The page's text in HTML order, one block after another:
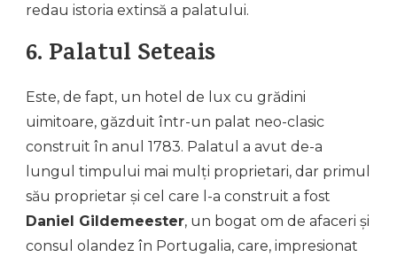
redau istoria extinsă a palatului.
6. Palatul Seteais
Este, de fapt, un hotel de lux cu grădini
uimitoare, găzduit într-un palat neo-clasic
construit în anul 1783. Palatul a avut de-a
lungul timpului mai mulți proprietari, dar primul
său proprietar și cel care l-a construit a fost
Daniel Gildemeester, un bogat om de afaceri și
consul olandez în Portugalia, care, impresionat